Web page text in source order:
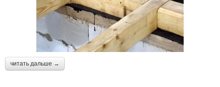
читать дальше →